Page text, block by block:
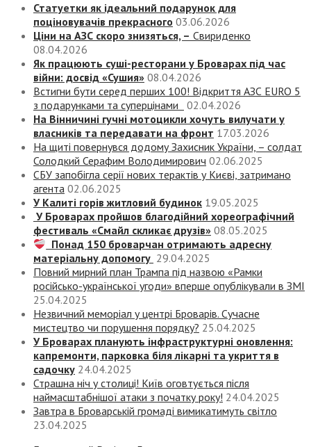
Статуетки як ідеальний подарунок для
поціновувачів прекрасного 03.06.2026
Ціни на АЗС скоро знизяться, – Свириденко
08.04.2026
Як працюють суші-ресторани у Броварах під час
війни: досвід «Сушия» 08.04.2026
Встигни бути серед перших 100! Відкриття АЗС EURO 5
з подарунками та суперцінами
02.04.2026
На Вінничині гучні мотоцикли хочуть вилучати у
власників та передавати на фронт 17.03.2026
На щиті повернувся додому Захисник України, – солдат
Солодкий Серафим Володимирович 02.06.2025
СБУ запобігла серії нових терактів у Києві, затримано
агента 02.06.2025
У Калиті горів житловий будинок 19.05.2025
У Броварах пройшов благодійний хореографічний
фестиваль «Смайл скликає друзів» 08.05.2025
Понад 150 броварчан отримають адресну
матеріальну допомогу 29.04.2025
Повний мирний план Трампа під назвою «‎Рамки
російсько-української угоди» вперше опублікували в ЗМІ
25.04.2025
Незвичний меморіал у центрі Броварів. Сучасне
мистецтво чи порушення порядку? 25.04.2025
У Броварах планують інфраструктурні оновлення:
капремонти, парковка біля лікарні та укриття в
садочку 24.04.2025
Страшна ніч у столиці! Київ оговтується після
наймасштабнішої атаки з початку року! 24.04.2025
Завтра в Броварській громаді вимикатимуть світло
23.04.2025